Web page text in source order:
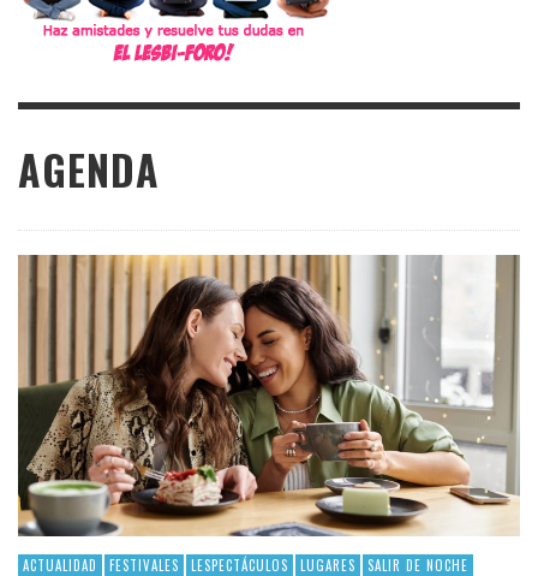
AGENDA
ACTUALIDAD FESTIVALES LESPECTÁCULOS LUGARES SALIR DE NOCHE